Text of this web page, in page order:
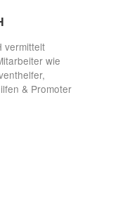
vermittelt
wie
& Promoter